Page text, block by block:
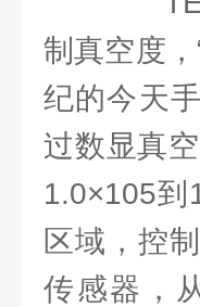
制真空度
纪的今天
过数显真
1.0×105到
区域，控
传感器，